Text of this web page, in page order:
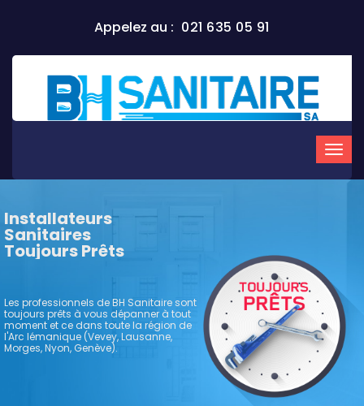
Appelez au : 021 635 05 91
Installateurs
Sanitaires
Toujours Prêts
Les professionnels de BH Sanitaire sont
toujours prêts à vous dépanner à tout
moment et ce dans toute la région de
l'Arc lémanique (Vevey, Lausanne,
Morges, Nyon, Genève).